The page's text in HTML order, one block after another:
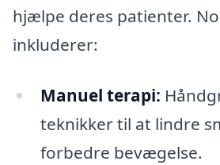
hjælpe deres patienter.
inkluderer:
Manuel terapi:
teknikker til at lindre
forbedre bevægelse.